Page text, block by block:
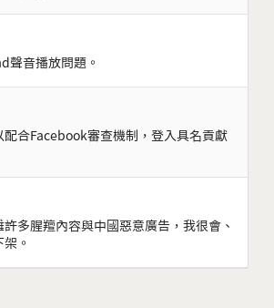
聲音播放問題。
配合Facebook審查機制，登入具名貢獻
多腥羶內容與中國惡意廣告，我很會、
。